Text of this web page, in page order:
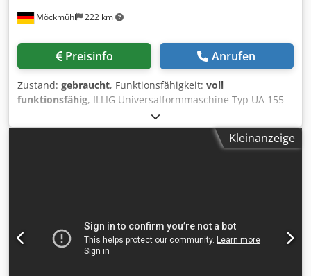
Möckmühl 222 km
Preisinfo Anrufen
Zustand: gebraucht, Funktionsfähigkeit: voll
funktionsfähig, ILLIG Universalformmaschine Typ UA 155
4g solo Technische Daten - Siemenssteuerung -
Materialgröße max. 1500 x 1250mm - Formfläche max.
1450 x 1200mm - Werkzeughöhe max. 700mm -
Zonenregelung HTS (500ºC) - Kühlgebläse D06 -
Tischkaskade - Vakuumkaskade - Oberstempel - Inklusive
ILLIG Kühlgerät und ILLIG Temperiergerät
Kleinanzeige